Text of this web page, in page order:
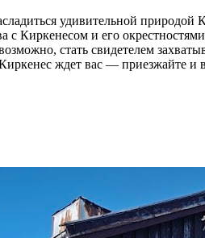
удивительной
Киркенесом и его
стать свидетелем
ждет вас — приезжайте